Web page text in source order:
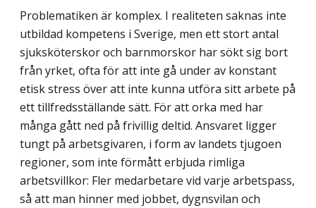
Problematiken är komplex. I realiteten saknas inte
utbildad kompetens i Sverige, men ett stort antal
sjuksköterskor och barnmorskor har sökt sig bort
från yrket, ofta för att inte gå under av konstant
etisk stress över att inte kunna utföra sitt arbete på
ett tillfreds­ställande sätt. För att orka med har
många gått ned på frivillig deltid. Ansvaret ligger
tungt på arbetsgivaren, i form av landets tjugoen
regioner, som inte förmått erbjuda rimliga
arbetsvillkor: Fler medarbetare vid varje arbetspass,
så att man hinner med jobbet, dygnsvilan och